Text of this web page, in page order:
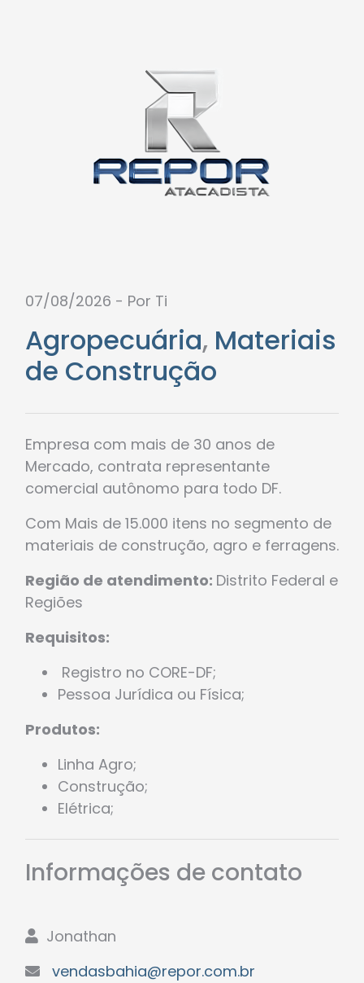
07/08/2026 - Por Ti
Agropecuária, Materiais
de Construção
Empresa com mais de 30 anos de
Mercado, contrata representante
comercial autônomo para todo DF.
Com Mais de 15.000 itens no segmento de
materiais de construção, agro e ferragens.
Região de atendimento: Distrito Federal e
Regiões
Requisitos:
Registro no CORE-DF;
Pessoa Jurídica ou Física;
Produtos:
Linha Agro;
Construção;
Elétrica;
Informações de contato
Jonathan
vendasbahia@repor.com.br